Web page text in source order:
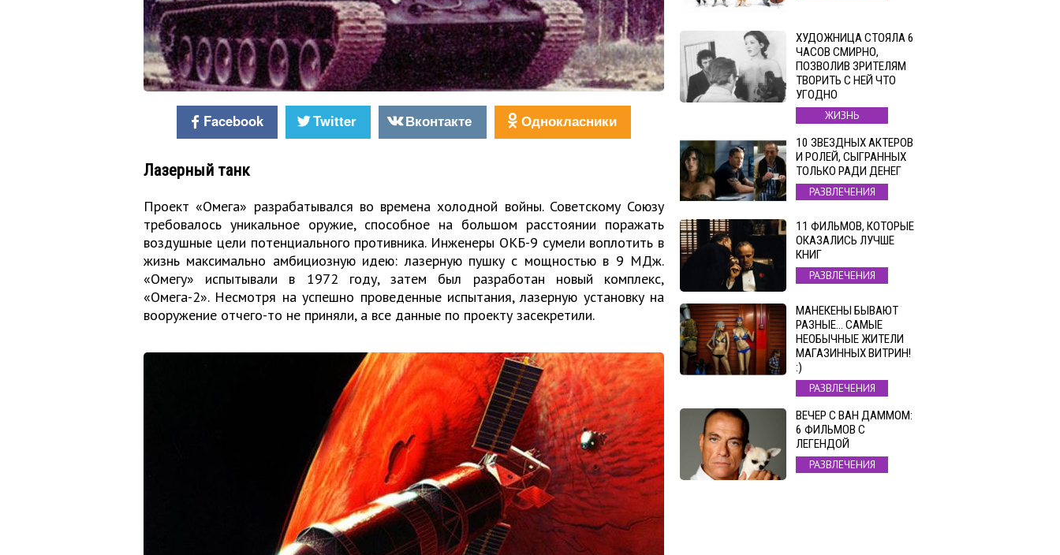
Facebook Twitter Вконтакте Однокласники
Лазерный танк
Проект «Омега» разрабатывался во времена холодной войны. Советскому Союзу
требовалось уникальное оружие, способное на большом расстоянии поражать
воздушные цели потенциального противника. Инженеры ОКБ-9 сумели воплотить в
жизнь максимально амбициозную идею: лазерную пушку с мощностью в 9 МДж.
«Омегу» испытывали в 1972 году, затем был разработан новый комплекс,
«Омега-2». Несмотря на успешно проведенные испытания, лазерную установку на
вооружение отчего-то не приняли, а все данные по проекту засекретили.
ХУДОЖНИЦА СТОЯЛА 6
ЧАСОВ СМИРНО,
ПОЗВОЛИВ ЗРИТЕЛЯМ
ТВОРИТЬ С НЕЙ ЧТО
УГОДНО
ЖИЗНЬ
10 ЗВЕЗДНЫХ АКТЕРОВ
И РОЛЕЙ, СЫГРАННЫХ
ТОЛЬКО РАДИ ДЕНЕГ
РАЗВЛЕЧЕНИЯ
11 ФИЛЬМОВ, КОТОРЫЕ
ОКАЗАЛИСЬ ЛУЧШЕ
КНИГ
РАЗВЛЕЧЕНИЯ
МАНЕКЕНЫ БЫВАЮТ
РАЗНЫЕ… САМЫЕ
НЕОБЫЧНЫЕ ЖИТЕЛИ
МАГАЗИННЫХ ВИТРИН!
:)
РАЗВЛЕЧЕНИЯ
ВЕЧЕР С ВАН ДАММОМ:
6 ФИЛЬМОВ С
ЛЕГЕНДОЙ
РАЗВЛЕЧЕНИЯ